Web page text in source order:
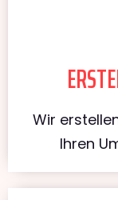
Wir
Ihren